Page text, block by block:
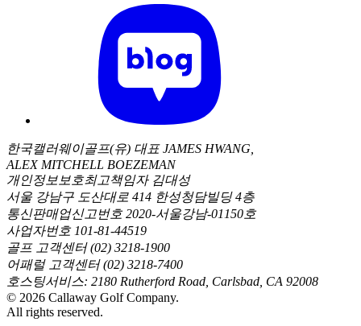
한국캘러웨이골프(유) 대표 JAMES HWANG,
ALEX MITCHELL BOEZEMAN
개인정보보호최고책임자 김대성
서울 강남구 도산대로 414 한성청담빌딩 4층
통신판매업신고번호 2020-서울강남-01150호
사업자번호 101-81-44519
골프 고객센터 (02) 3218-1900
어패럴 고객센터 (02) 3218-7400
호스팅서비스: 2180 Rutherford Road, Carlsbad, CA 92008
© 2026 Callaway Golf Company.
All rights reserved.